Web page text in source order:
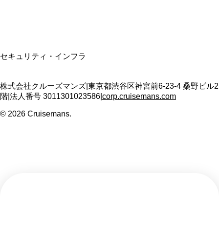
セキュリティ・インフラ
株式会社クルーズマンズ 東京都渋谷区神宮前6-23-4 桑野ビル2
階 法人番号 3011301023586 corp.cruisemans.com
© 2026 Cruisemans.